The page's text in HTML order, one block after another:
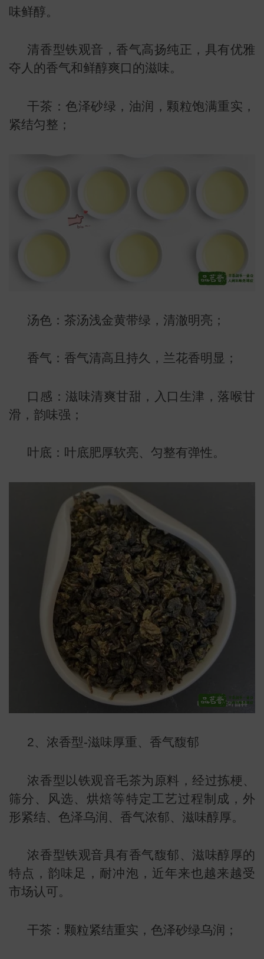
味鲜醇。
清香型铁观音，香气高扬纯正，具有优雅
夺人的香气和鲜醇爽口的滋味。
干茶：色泽砂绿，油润，颗粒饱满重实，
紧结匀整；
汤色：茶汤浅金黄带绿，清澈明亮；
香气：香气清高且持久，兰花香明显；
口感：滋味清爽甘甜，入口生津，落喉甘
滑，韵味强；
叶底：叶底肥厚软亮、匀整有弹性。
2、浓香型-滋味厚重、香气馥郁
浓香型以铁观音毛茶为原料，经过拣梗、
筛分、风选、烘焙等特定工艺过程制成，外
形紧结、色泽乌润、香气浓郁、滋味醇厚。
浓香型铁观音具有香气馥郁、滋味醇厚的
特点，韵味足，耐冲泡，近年来也越来越受
市场认可。
干茶：颗粒紧结重实，色泽砂绿乌润；